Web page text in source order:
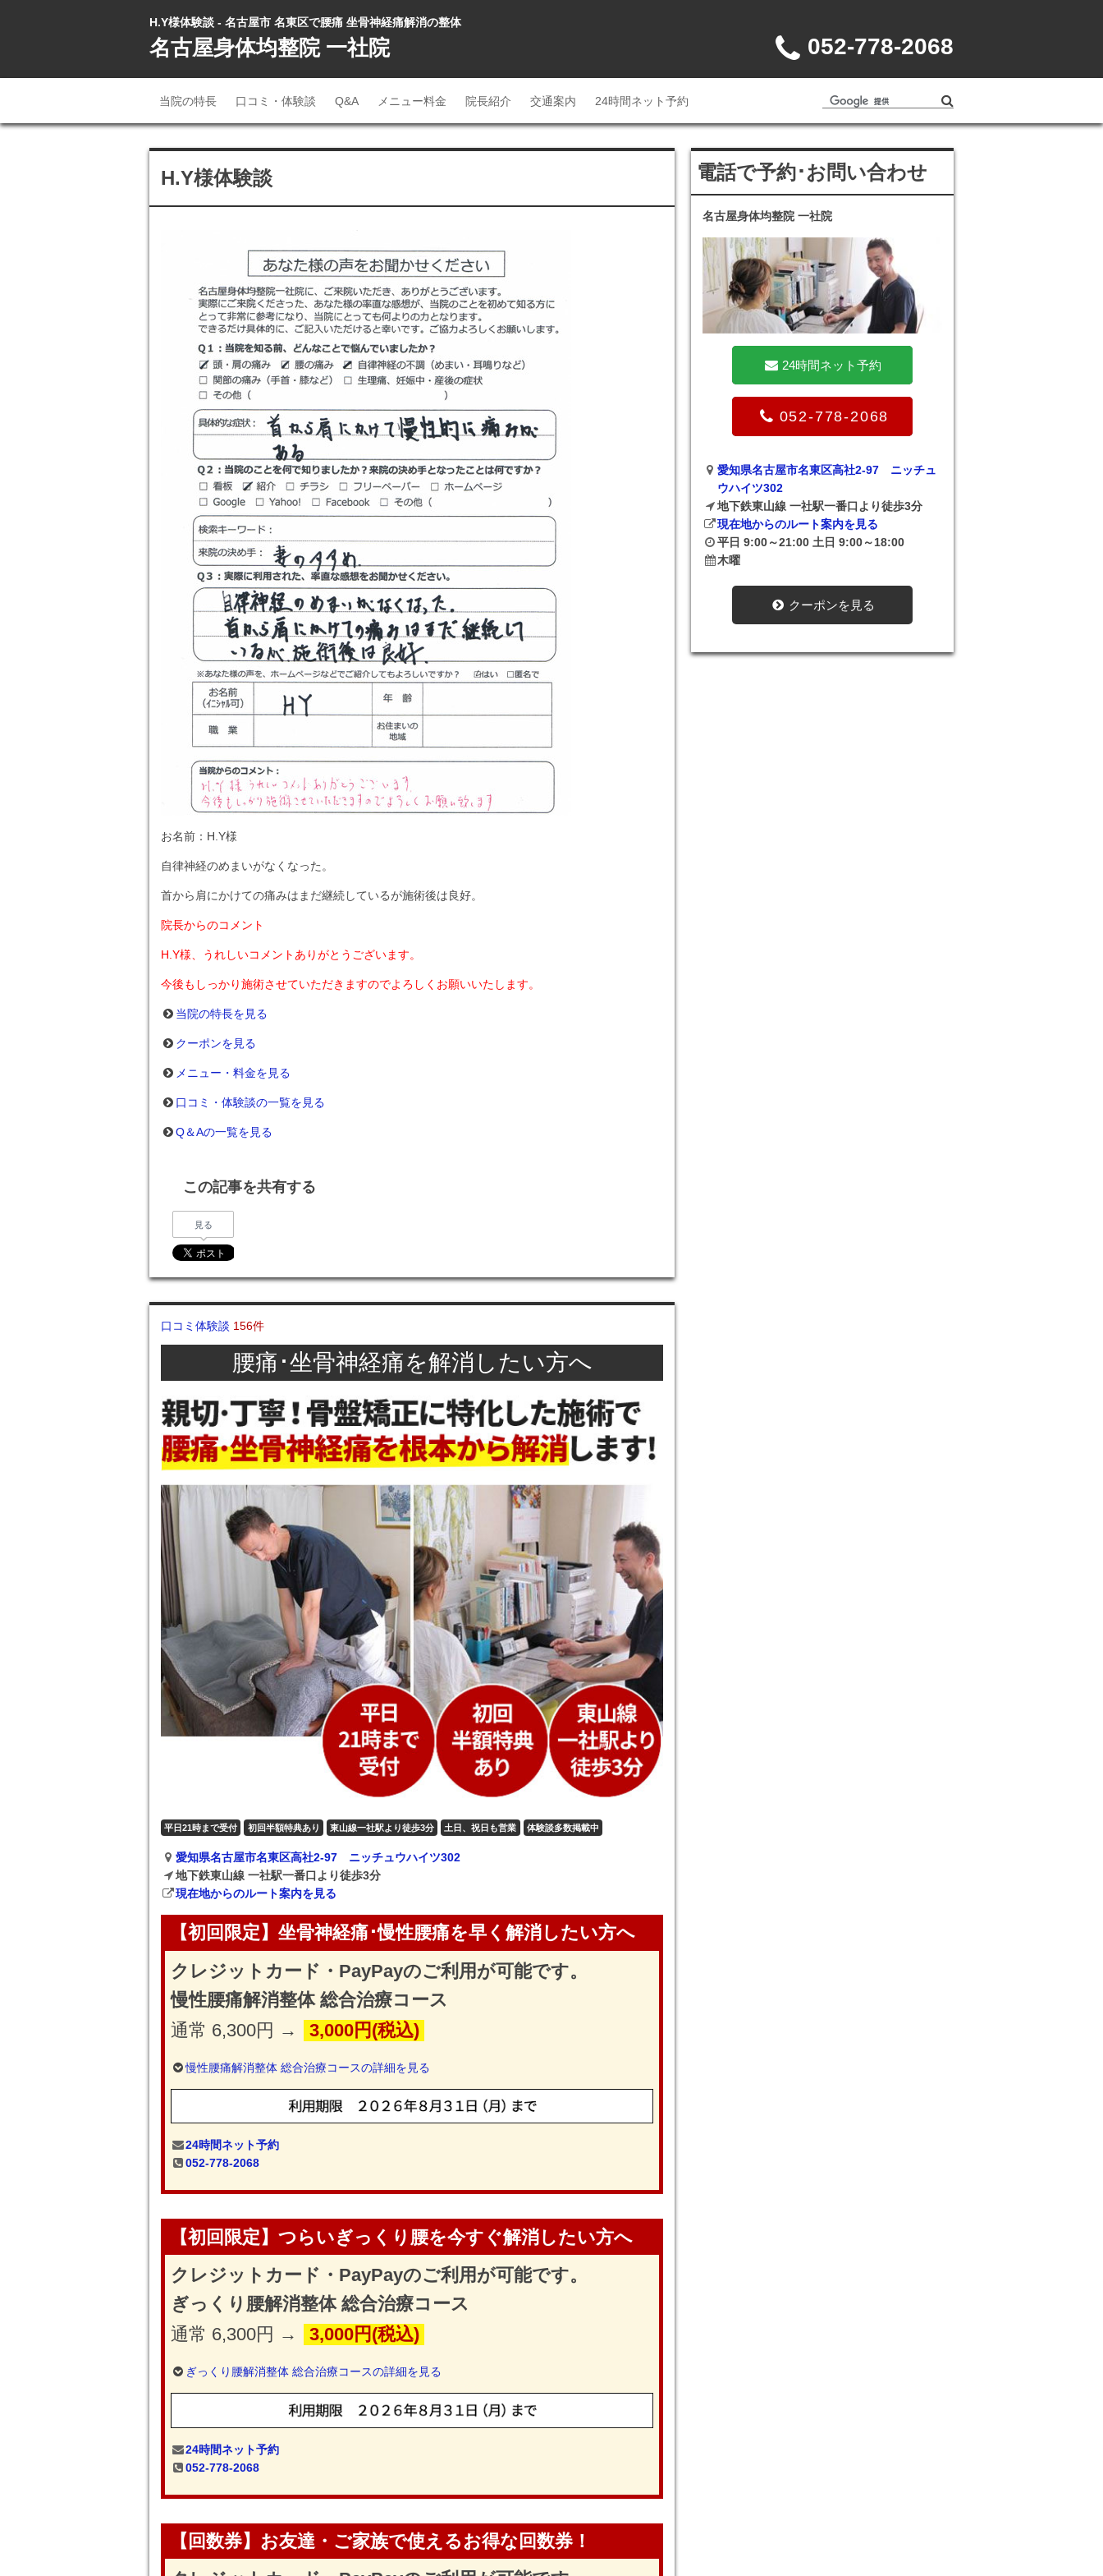
H.Y様体験談 - 名古屋市 名東区で腰痛 坐骨神経痛解消の整体
名古屋身体均整院 一社院 052-778-2068
当院の特長 口コミ・体験談 Q&A メニュー料金 院長紹介 交通案内 24時間ネット予約
H.Y様体験談
お名前：H.Y様
自律神経のめまいがなくなった。
首から肩にかけての痛みはまだ継続しているが施術後は良好。
院長からのコメント
H.Y様、うれしいコメントありがとうございます。
今後もしっかり施術させていただきますのでよろしくお願いいたします。
当院の特長を見る
クーポンを見る
メニュー・料金を見る
口コミ・体験談の一覧を見る
Q＆Aの一覧を見る
この記事を共有する
見る
口コミ体験談 156件
腰痛･坐骨神経痛を解消したい方へ
平日21時まで受付 初回半額特典あり 東山線一社駅より徒歩3分 土日、祝日も営業 体験談多数掲載中
愛知県名古屋市名東区高社2-97 ニッチュウハイツ302
地下鉄東山線 一社駅一番口より徒歩3分
現在地からのルート案内を見る
【初回限定】坐骨神経痛･慢性腰痛を早く解消したい方へ
クレジットカード・PayPayのご利用が可能です。
慢性腰痛解消整体 総合治療コース
通常 6,300円 →
3,000円(税込)
慢性腰痛解消整体 総合治療コースの詳細を見る
24時間ネット予約
052-778-2068
【初回限定】つらいぎっくり腰を今すぐ解消したい方へ
クレジットカード・PayPayのご利用が可能です。
ぎっくり腰解消整体 総合治療コース
通常 6,300円 →
3,000円(税込)
ぎっくり腰解消整体 総合治療コースの詳細を見る
24時間ネット予約
052-778-2068
【回数券】お友達・ご家族で使えるお得な回数券！
電話で予約･お問い合わせ
名古屋身体均整院 一社院
24時間ネット予約
052-778-2068
愛知県名古屋市名東区高社2-97 ニッチュ
ウハイツ302
地下鉄東山線 一社駅一番口より徒歩3分
現在地からのルート案内を見る
平日 9:00～21:00 土日 9:00～18:00
木曜
クーポンを見る